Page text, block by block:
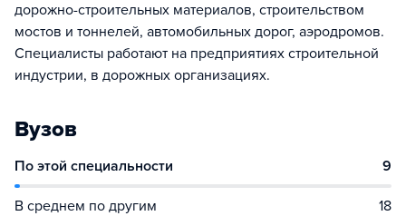
дорожно-строительных материалов, строительством
мостов и тоннелей, автомобильных дорог, аэродромов.
Специалисты работают на предприятиях строительной
индустрии, в дорожных организациях.
Вузов
По этой специальности 9
В среднем по другим 18